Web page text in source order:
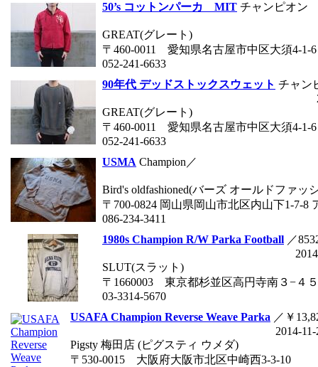
50’s コットンパーカ MIT チャンピオン
GREAT(グレート)
〒460-0011 愛知県名古屋市中区大須4-1-6
052-241-6633
90年代 デッドストックスウェット チャ
GREAT(グレート)
〒460-0011 愛知県名古屋市中区大須4-1-6
052-241-6633
USMA Champion／
Bird's oldfashioned(バーズ オールドファッ
〒700-0824 岡山県岡山市北区内山下1-7-8
086-234-3411
1980s Champion R/W Parka Football ／
SLUT(スラット)
〒1660003 東京都杉並区高円寺南３−４
03-3314-5670
USAFA Champion Reverse Weave Parka ／￥
2014-
Pigsty 梅田店 (ピグスティ ウメダ)
〒530-0015 大阪府大阪市北区中崎西3-3-10